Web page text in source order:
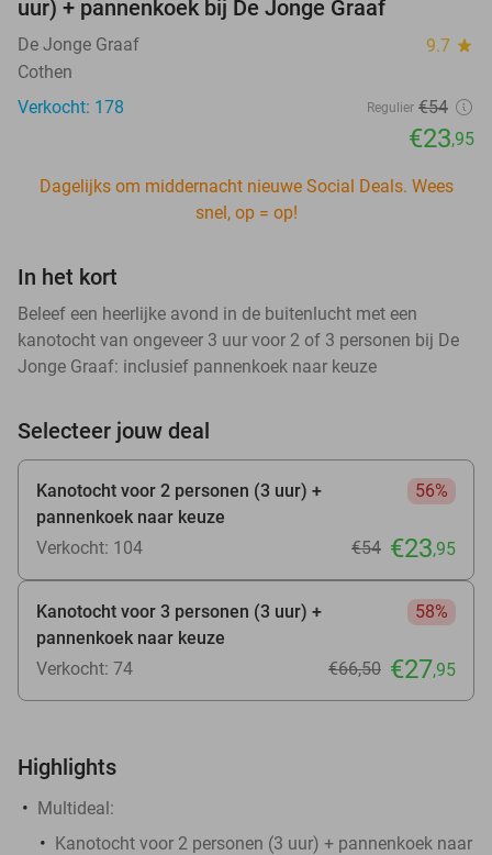
uur) + pannenkoek bij De Jonge Graaf
De Jonge Graaf 9.7 star
Cothen
Verkocht: 178
Regulier €54
€23,95
Dagelijks om middernacht nieuwe Social Deals. Wees
snel, op = op!
In het kort
Beleef een heerlijke avond in de buitenlucht met een
kanotocht van ongeveer 3 uur voor 2 of 3 personen bij De
Jonge Graaf: inclusief pannenkoek naar keuze
Selecteer jouw deal
Kanotocht voor 2 personen (3 uur) +
pannenkoek naar keuze
56%
Verkocht: 104 €54 €23,95
Kanotocht voor 3 personen (3 uur) +
pannenkoek naar keuze
58%
Verkocht: 74 €66,50 €27,95
Highlights
Multideal:
Kanotocht voor 2 personen (3 uur) + pannenkoek naar